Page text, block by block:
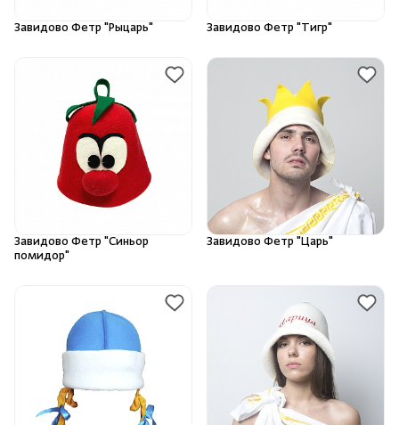
Завидово Фетр "Рыцарь" Завидово Фетр "Тигр"
Завидово Фетр "Синьор
помидор"
Завидово Фетр "Царь"